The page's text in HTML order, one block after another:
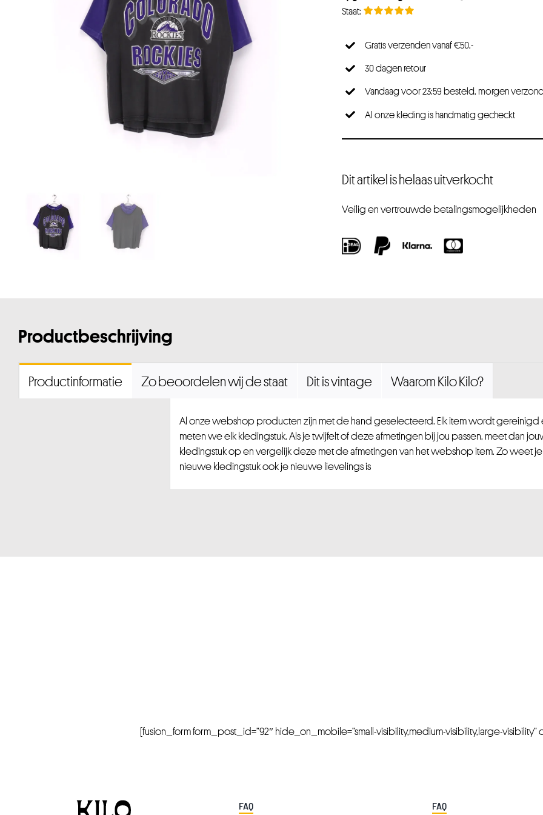
Gratis verzenden vanaf €50,-
30 dagen retour
Vandaag voor 23:59 besteld, morgen
Al onze kleding is handmatig gecheckt
Dit artikel is helaas uitverkocht
Veilig en vertrouwde betalingsmogelijkheden
Productbeschrijving
Productinformatie Zo beoordelen wij de staat Dit is vintage Waarom Kilo Kilo?
Al onze webshop producten zijn met de hand geselecteerd. Elk item wordt gereinigd
meten we elk kledingstuk. Als je twijfelt of deze afmetingen bij jou passen, meet dan
kledingstuk op en vergelijk deze met de afmetingen van het webshop item. Zo weet
nieuwe kledingstuk ook je nieuwe lievelings is
[fusion_form form_post_id=”92″ hide_on_mobile=”small-visibility,medium-visibility,large-visibility”
FAQ FAQ